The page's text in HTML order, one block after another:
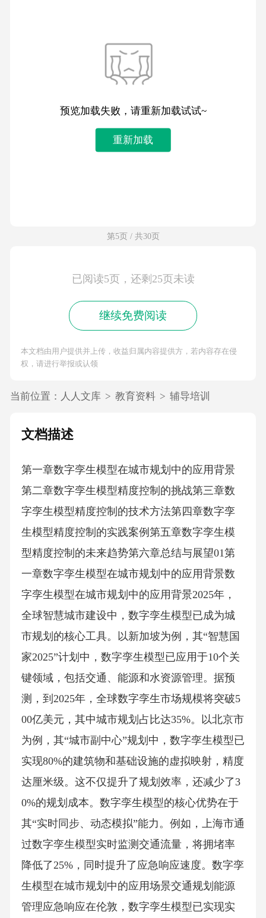
预览加载失败，请重新加载试试~
重新加载
第5页 / 共30页
已阅读5页，还剩25页未读
继续免费阅读
本文档由用户提供并上传，收益归属内容提供方，若内容存在侵
权，请进行举报或认领
当前位置： 人人文库 > 教育资料 > 辅导培训
文档描述
第一章数字孪生模型在城市规划中的应用背景
第二章数字孪生模型精度控制的挑战第三章数
字孪生模型精度控制的技术方法第四章数字孪
生模型精度控制的实践案例第五章数字孪生模
型精度控制的未来趋势第六章总结与展望01第
一章数字孪生模型在城市规划中的应用背景数
字孪生模型在城市规划中的应用背景2025年，
全球智慧城市建设中，数字孪生模型已成为城
市规划的核心工具。以新加坡为例，其“智慧国
家2025”计划中，数字孪生模型已应用于10个关
键领域，包括交通、能源和水资源管理。据预
测，到2025年，全球数字孪生市场规模将突破5
00亿美元，其中城市规划占比达35%。以北京市
为例，其“城市副中心”规划中，数字孪生模型已
实现80%的建筑物和基础设施的虚拟映射，精度
达厘米级。这不仅提升了规划效率，还减少了3
0%的规划成本。数字孪生模型的核心优势在于
其“实时同步、动态模拟”能力。例如，上海市通
过数字孪生模型实时监测交通流量，将拥堵率
降低了25%，同时提升了应急响应速度。数字孪
生模型在城市规划中的应用场景交通规划能源
管理应急响应在伦敦，数字孪生模型已实现实